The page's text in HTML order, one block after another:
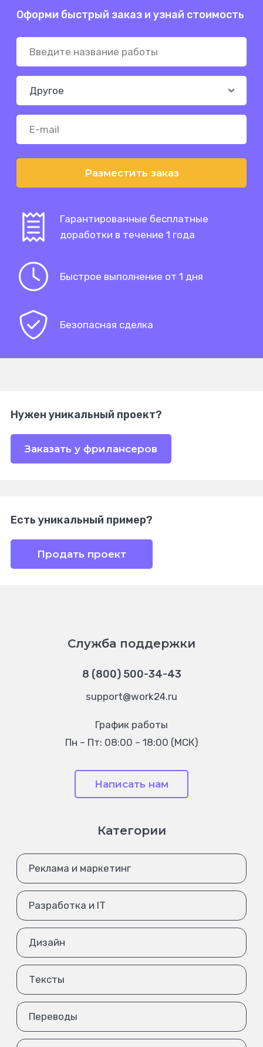
Оформи быстрый заказ и узнай стоимость
Разместить заказ
Гарантированные бесплатные
доработки в течение 1 года
Быстрое выполнение от 1 дня
Безопасная сделка
Нужен уникальный проект?
Заказать у фрилансеров
Есть уникальный пример?
Продать проект
Служба поддержки
8 (800) 500-34-43
support@work24.ru
График работы
Пн – Пт: 08:00 – 18:00 (МСК)
Написать нам
Категории
Реклама и маркетинг
Разработка и IT
Дизайн
Тексты
Переводы